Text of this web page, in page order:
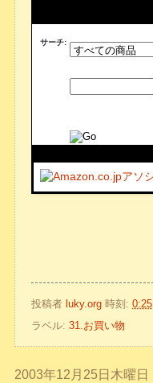
サーチ:
投稿者 luky.org 時刻: 0:25
ラベル: 31.お買い物
2003年12月25日木曜日